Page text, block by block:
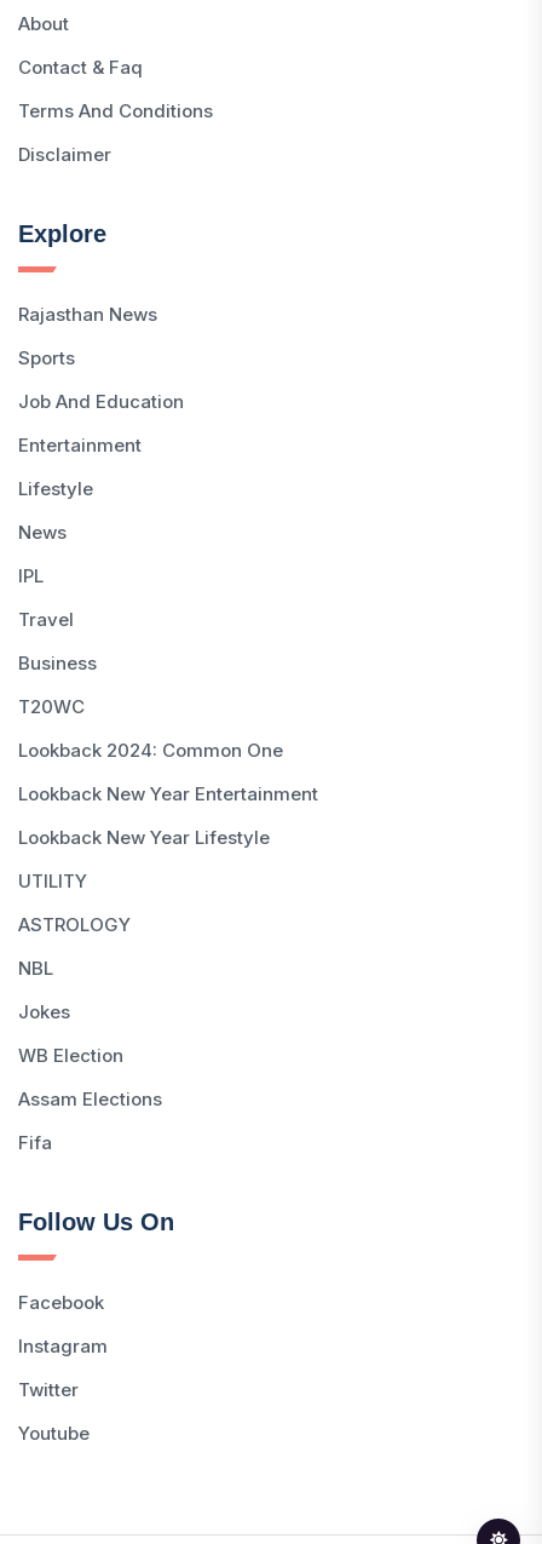
About
Contact & Faq
Terms And Conditions
Disclaimer
Explore
Rajasthan News
Sports
Job And Education
Entertainment
Lifestyle
News
IPL
Travel
Business
T20WC
Lookback 2024: Common One
Lookback New Year Entertainment
Lookback New Year Lifestyle
UTILITY
ASTROLOGY
NBL
Jokes
WB Election
Assam Elections
Fifa
Follow Us On
Facebook
Instagram
Twitter
Youtube